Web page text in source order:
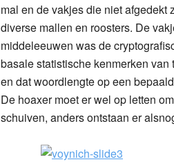
mal en de vakjes die niet afgedekt
diverse mallen en roosters. De
middeleeuwen was de
basale statistische kenmerken
en dat woordlengte op een
De hoaxer moet er wel op letten
schuiven, anders ontstaan er